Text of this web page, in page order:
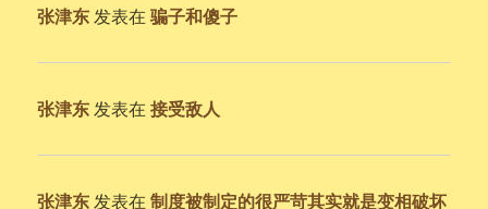
张津东 发表在骗子和傻子
张津东 发表在接受敌人
张津东 发表在制度被制定的很严苛其实就是变相破坏